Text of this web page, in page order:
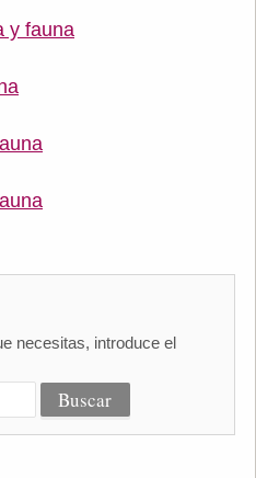
y fauna
necesitas, introduce el